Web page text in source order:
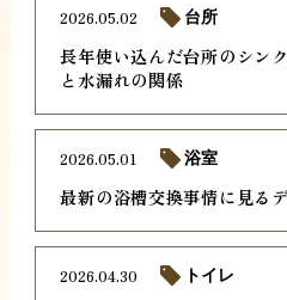
長年使い込んだ台所のシン
と水漏れの関係
2026.05.02 台所
最新の浴槽交換事情に見る
2026.05.01 浴室
2026.04.30 トイレ